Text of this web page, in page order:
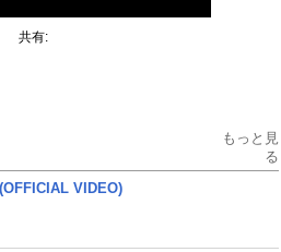
共有:
もっと見
る
VIDEO)